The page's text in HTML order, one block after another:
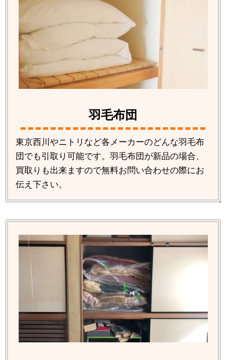
羽毛布団
東京西川やニトリなど各メーカーのどんな羽毛布
団でも引取り可能です。羽毛布団が新品の場合、
買取りも出来ますので無料お問い合わせの際にお
伝え下さい。